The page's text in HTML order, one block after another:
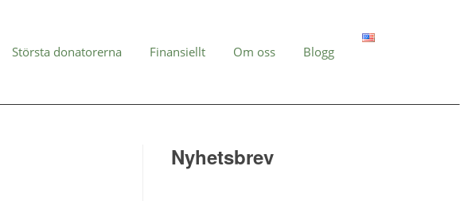
Största donatorerna Finansiellt Om oss Blogg
Nyhetsbrev